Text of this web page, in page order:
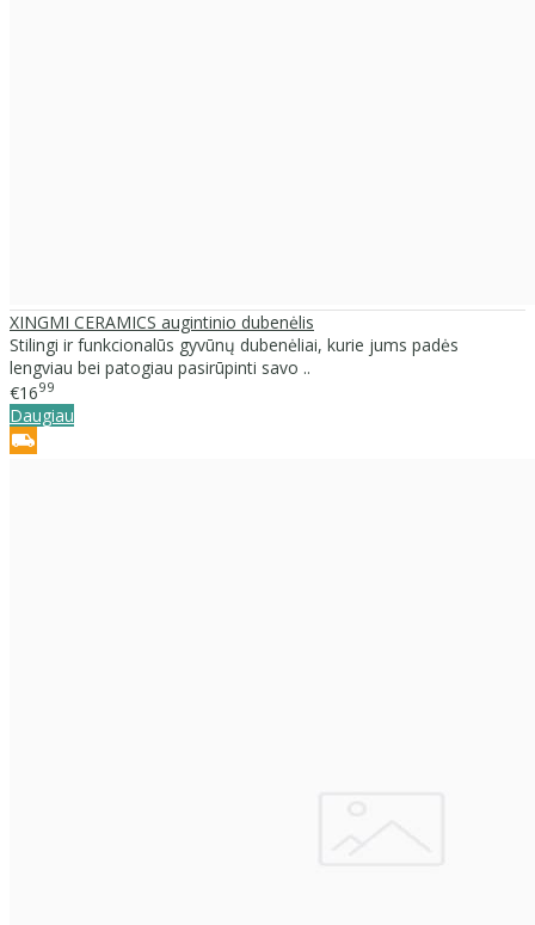
XINGMI CERAMICS augintinio dubenėlis
Stilingi ir funkcionalūs gyvūnų dubenėliai, kurie jums padės
lengviau bei patogiau pasirūpinti savo ..
€1699
Daugiau